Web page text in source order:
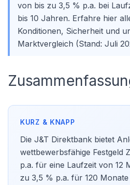
von bis zu 3,5 % p.a. bei
bis 10 Jahren. Erfahre hier
Konditionen, Sicherheit und
Marktvergleich (Stand: Juli
Die J&T Direktbank bietet
wettbewerbsfähige Festgeld
p.a. für eine Laufzeit von 12
zu 3,5 % p.a. für 120